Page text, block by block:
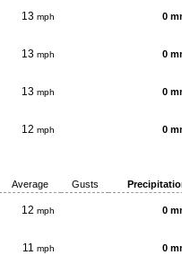
13 mph 0
13 mph 0
13 mph 0
12 mph 0
Average Gusts
12 mph 0
11 mph 0